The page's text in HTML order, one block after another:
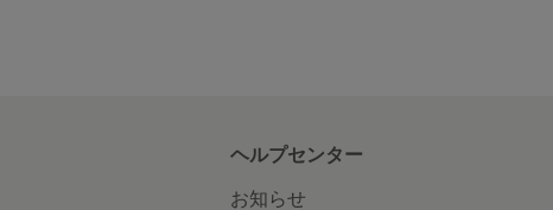
ヘルプセンター
お知らせ